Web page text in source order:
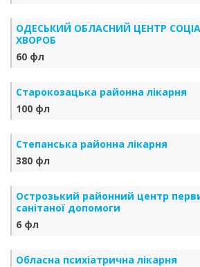
ОДЕСЬКИЙ ОБЛАСНИЙ ЦЕНТР
ХВОРОБ
60 фл
Старокозацька районна лікарня
100 фл
Степанська районна лікарня
380 фл
Острозький районний центр
санітаної допомоги
6 фл
Обласна психіатрична лікарня